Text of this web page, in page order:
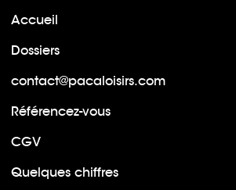
Accueil
Dossiers
contact@pacaloisirs.com
Référencez-vous
CGV
Quelques chiffres